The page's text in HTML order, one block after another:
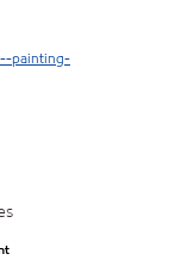
painting-